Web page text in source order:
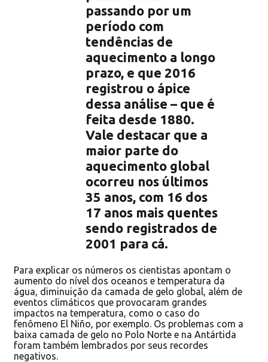
passando por um
período com
tendências de
aquecimento a longo
prazo, e que 2016
registrou o ápice
dessa análise – que é
feita desde 1880.
Vale destacar que a
maior parte do
aquecimento global
ocorreu nos últimos
35 anos, com 16 dos
17 anos mais quentes
sendo registrados de
2001 para cá.
Para explicar os números os cientistas apontam o
aumento do nível dos oceanos e temperatura da
água, diminuição da camada de gelo global, além de
eventos climáticos que provocaram grandes
impactos na temperatura, como o caso do
fenômeno El Niño, por exemplo. Os problemas com a
baixa camada de gelo no Polo Norte e na Antártida
foram também lembrados por seus recordes
negativos.